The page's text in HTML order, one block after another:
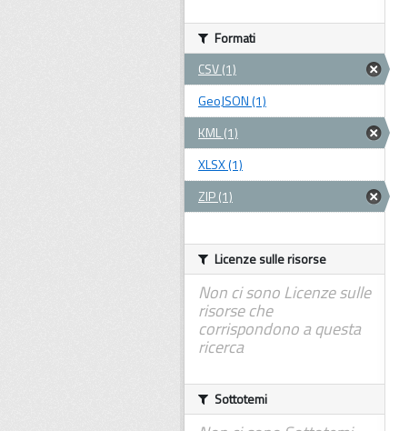
Formati
CSV (1)
GeoJSON (1)
KML (1)
XLSX (1)
ZIP (1)
Licenze sulle risorse
Non ci sono Licenze sulle
risorse che
corrispondono a questa
ricerca
Sottotemi